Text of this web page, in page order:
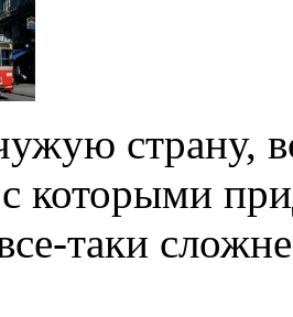
страну,
которыми
таки